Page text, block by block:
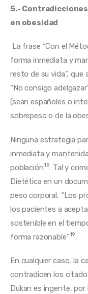
5.-
en obesidad
La frase “Con el
forma inmediata y
resto de su vida”, que
“No consigo
(sean españoles o
sobrepeso o de la
Ninguna estrategia
inmediata y
población18. Tal y
Dietética en un
peso corporal, “Los
los pacientes a
sostenible en el
forma razonable”19.
En cualquier caso, la
contradicen los
Dukan es ingente,